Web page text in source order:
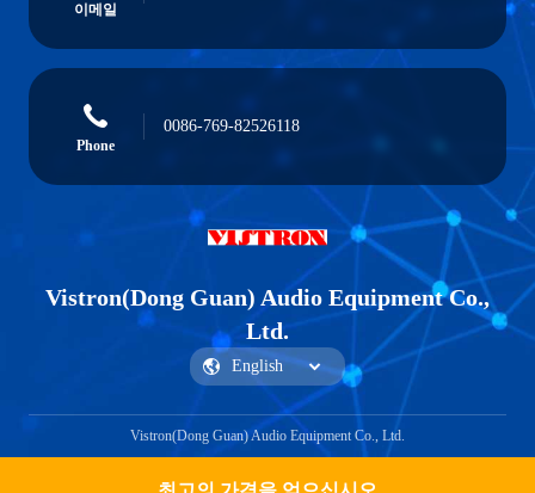
이메일
Phone
0086-769-82526118
Vistron(Dong Guan) Audio Equipment Co.,
Ltd.
Vistron(Dong Guan) Audio Equipment Co., Ltd.